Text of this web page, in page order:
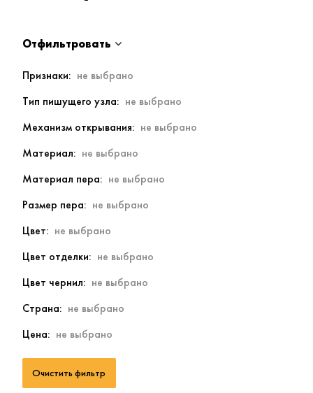
Отфильтровать
Признаки
Тип пишущего узла
Механизм открывания
Материал
Материал пера
Размер пера
Цвет
Цвет отделки
Цвет чернил
Страна
Цена
Очистить фильтр